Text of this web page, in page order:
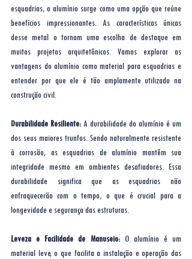
esquadrias, o alumínio surge como uma opção que reúne
benefícios impressionantes. As características únicas
desse metal o tornam uma escolha de destaque em
muitos projetos arquitetônicos. Vamos explorar as
vantagens do alumínio como material para esquadrias e
entender por que ele é tão amplamente utilizado na
construção civil.
Durabilidade Resiliente: A durabilidade do alumínio é um
dos seus maiores trunfos. Sendo naturalmente resistente
à corrosão, as esquadrias de alumínio mantêm sua
integridade mesmo em ambientes desafiadores. Essa
durabilidade significa que as esquadrias não
enfraquecerão com o tempo, o que é crucial para a
longevidade e segurança das estruturas.
Leveza e Facilidade de Manuseio: O alumínio é um
material leve, o que facilita a instalação e operação das